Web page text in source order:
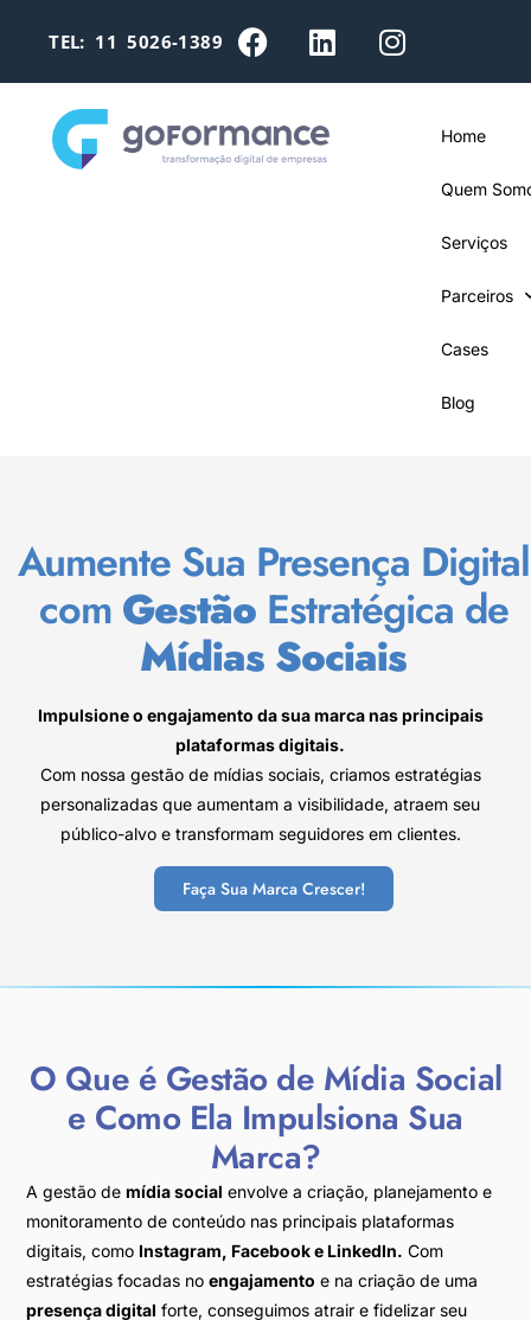
TEL: 11 5026-1389
Home
Quem
Serviços
Parceiros
Cases
Blog
Aumente Sua Presença Digital
com GestãoEstratégica de
Mídias Sociais
Impulsione o engajamento da sua marca nas principais
plataformas digitais.
Com nossa gestão de mídias sociais, criamos estratégias
personalizadas que aumentam a visibilidade, atraem seu
público-alvo e transformam seguidores em clientes.
Faça Sua Marca Crescer!
O Que é Gestão de Mídia Social
e Como Ela Impulsiona Sua
Marca?
A gestão demídia social envolve a criação, planejamento e
monitoramento de conteúdo nas principais plataformas
digitais, como Instagram, Facebook e LinkedIn. Com
estratégias focadas noengajamento e na criação de uma
presença digital forte, conseguimos atrair e fidelizar seu